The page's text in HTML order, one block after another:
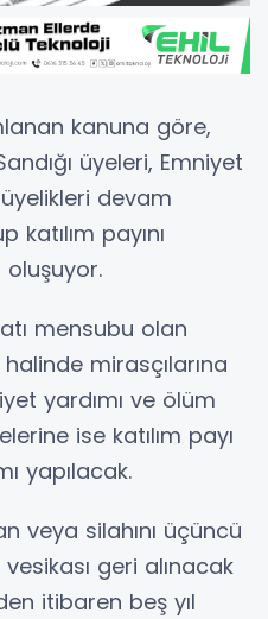
kanuna göre,
üyeleri, Emniyet
devam
payını
oluşuyor.
mensubu olan
mirasçılarına
yardımı ve ölüm
ise katılım payı
yapılacak.
veya silahını üçüncü
geri alınacak
itibaren beş yıl